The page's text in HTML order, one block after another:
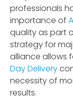
professionals
importance of
quality as part
strategy for
alliance allows
Day Delivery
necessity of
results.